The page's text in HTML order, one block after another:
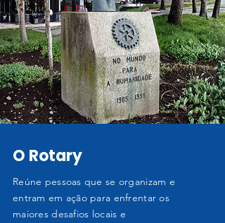
O Rotary
Reúne pessoas que se organizam e
entram em ação para enfrentar os
maiores desafios locais e